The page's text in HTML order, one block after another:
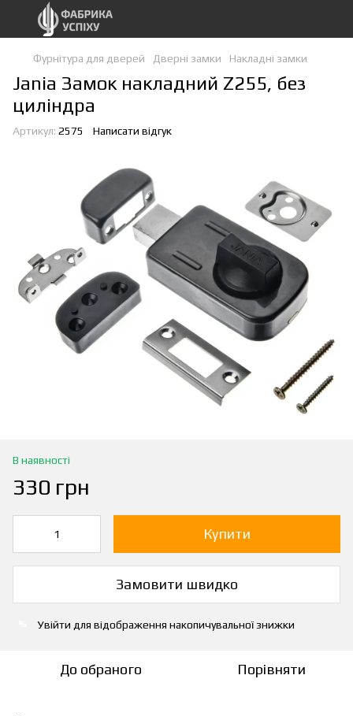
Фурнітура для дверей Дверні замки Накладні замки
Jania Замок накладний Z255, без
циліндра
Артикул: 2575 Написати відгук
В наявності
330 грн
Купити
Замовити швидко
Увійти для відображення накопичувальної знижки
До обраного Порівняти